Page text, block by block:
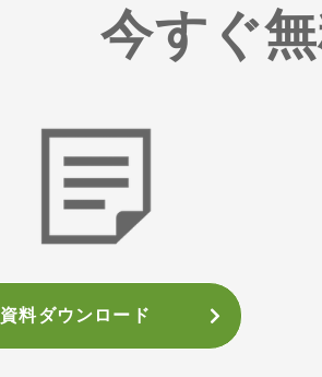
今すぐ
資料ダウンロード